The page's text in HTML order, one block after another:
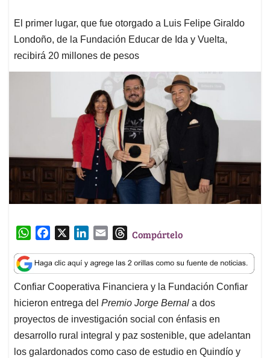
El primer lugar, que fue otorgado a Luis Felipe Giraldo
Londoño, de la Fundación Educar de Ida y Vuelta,
recibirá 20 millones de pesos
W
a
t
s
A
p
p
c
e
b
o
o
k
n
k
e
d
I
n
a
i
l
T
r
e
a
d
s
Compártelo
Confiar Cooperativa Financiera y la Fundación Confiar
hicieron entrega del Premio Jorge Bernal a dos
proyectos de investigación social con énfasis en
desarrollo rural integral y paz sostenible, que adelantan
los galardonados como caso de estudio en Quindío y